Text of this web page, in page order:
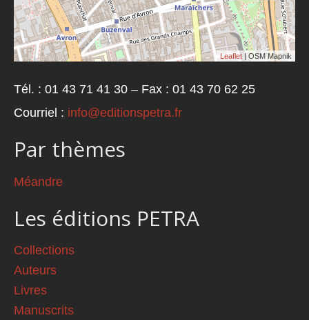
Leaflet | OSM Mapnik
Tél. : 01 43 71 41 30 – Fax : 01 43 70 62 25
Courriel : info@editionspetra.fr
Par thèmes
Méandre
Les éditions PETRA
Collections
Auteurs
Livres
Manuscrits